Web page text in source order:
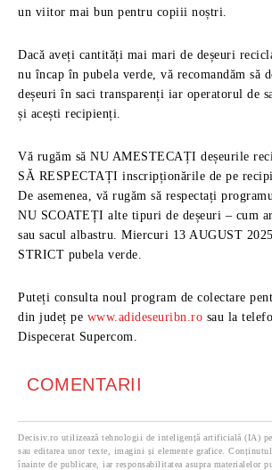
un viitor mai bun pentru copiii noștri.
Dacă aveți cantități mai mari de deșeuri
nu încap în pubela verde, vă recomandăm să
deșeuri în saci transparenți iar operatorul de
și acești recipienți.
Vă rugăm să NU AMESTECAȚI deșeurile
SĂ RESPECTAȚI inscripționările de pe
De asemenea, vă rugăm să respectați
NU SCOATEȚI alte tipuri de deșeuri – cum
sau sacul albastru. Miercuri 13 AUGUST
STRICT pubela verde.
Puteți consulta noul program de colectare
din județ pe www.adideseuribn.ro sau la
Dispecerat Supercom.
COMENTARII
Decisiv.ro utilizează tehnologii de inteligență artificială (IA)
sau editarea unor texte, imagini și elemente grafice.
înainte de publicare, iar responsabilitatea asupra materialelor